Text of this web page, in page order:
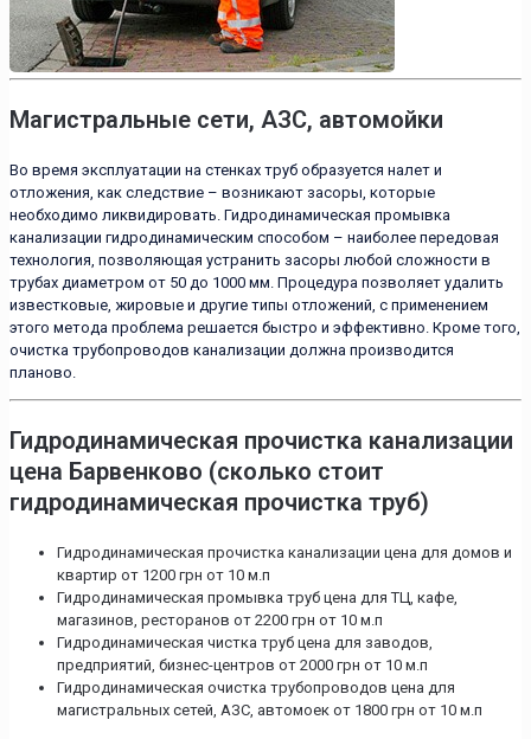
Магистральные сети, АЗС, автомойки
Во время эксплуатации на стенках труб образуется налет и
отложения, как следствие – возникают засоры, которые
необходимо ликвидировать. Гидродинамическая промывка
канализации гидродинамическим способом – наиболее передовая
технология, позволяющая устранить засоры любой сложности в
трубах диаметром от 50 до 1000 мм. Процедура позволяет удалить
известковые, жировые и другие типы отложений, с применением
этого метода проблема решается быстро и эффективно. Кроме того,
очистка трубопроводов канализации должна производится
планово.
Гидродинамическая прочистка канализации
цена Барвенково (сколько стоит
гидродинамическая прочистка труб)
Гидродинамическая прочистка канализации цена для домов и
квартир от 1200 грн от 10 м.п
Гидродинамическая промывка труб цена для ТЦ, кафе,
магазинов, ресторанов от 2200 грн от 10 м.п
Гидродинамическая чистка труб цена для заводов,
предприятий, бизнес-центров от 2000 грн от 10 м.п
Гидродинамическая очистка трубопроводов цена для
магистральных сетей, АЗС, автомоек от 1800 грн от 10 м.п